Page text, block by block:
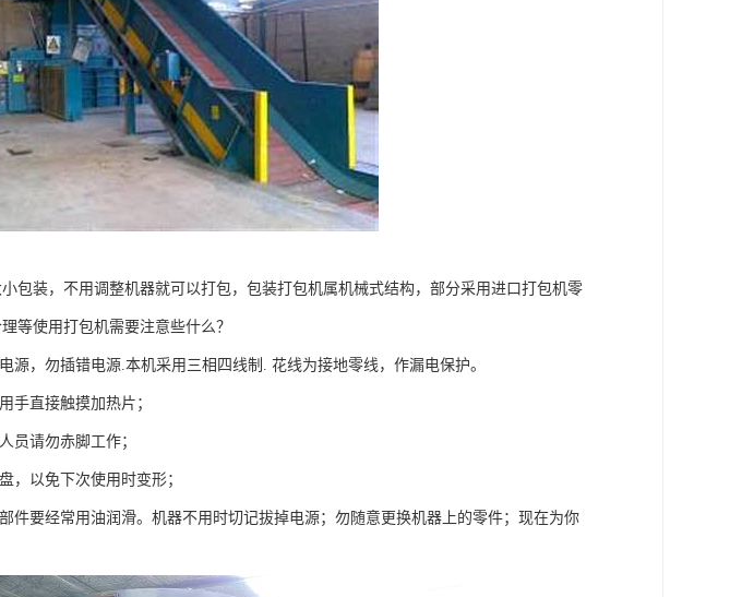
包装，不用调整机器就可以打包，包装打包机属机械式结构，部分采用进口打包机零
等使用打包机需要注意些什么？
，勿插错电源.本机采用三相四线制. 花线为接地零线，作漏电保护。
直接触摸加热片；
请勿赤脚工作；
以免下次使用时变形；
要经常用油润滑。机器不用时切记拔掉电源；勿随意更换机器上的零件；现在为你